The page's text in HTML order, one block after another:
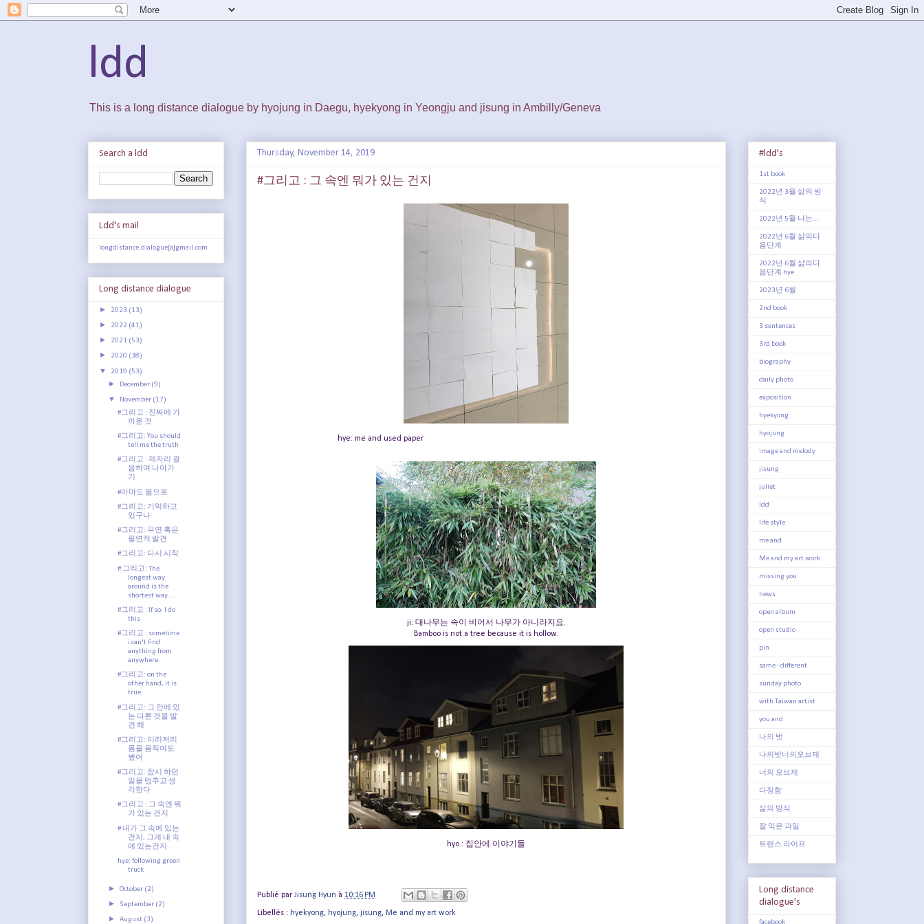
ldd
This is a long distance dialogue by hyojung in Daegu, hyekyong in Yeongju and jisung in Ambilly/Geneva
Thursday, November 14, 2019
#그리고 : 그 속엔 뭐가 있는 건지
hye: me and used paper
ji: 대나무는 속이 비어서 나무가 아니라지요.
Bamboo is not a tree because it is hollow.
hyo : 집안에 이야기들
Publié par Jisung Hyun à 10:16 PM
Libellés : hyekyong, hyojung, jisung, Me and my art work
Search a ldd
Ldd's mail
longdistance.dialogue[a]gmail.com
Long distance dialogue
► 2023 (13)
► 2022 (41)
► 2021 (53)
► 2020 (38)
▼ 2019 (53)
► December (9)
▼ November (17)
#그리고 : 진짜에 가
까운 것
#그리고: You should
tell me the truth
#그리고 : 제자리 걸
음하며 나아가
기
#아마도 몸으로
#그리고: 기억하고
있구나
#그리고: 우연 혹은
필연적 발견
#그리고: 다시 시작
# 그리고: The
longest way
around is the
shortest way ...
#그리고 : If so, I do
this
#그리고 : sometime
i can't find
anything from
anywhere.
#그리고: on the
other hand, it is
true.
#그리고: 그 안에 있
는 다른 것을 발
견 해
#그리고: 이리저리
몸을 움직여도
봤어
#그리고: 잠시 하던
일을 멈추고 생
각한다
#그리고 : 그 속엔 뭐
가 있는 건지
# 내가 그 속에 있는
건지, 그게 내 속
에 있는건지.
hye: following green
truck
►October (2)
► September (2)
►August (3)
#ldd's
1st book
2022년 3월 삶의 방
식
2022년 5월 나는...
2022년 6월 삶의다
음단계
2022년 6월 삶의다
음단계 hye
2023년 6월
2nd book
3 sentences
3rd book
biography
daily photo
exposition
hyekyong
hyojung
image and melody
jisung
juliet
ldd
life style
me and
Me and my art work
missing you
news
open album
open studio
pin
same - different
sunday photo
with Taiwan artist
you and
나의 벗
나의벗너의오브제
너의 오브제
다정함
삶의 방식
잘 익은 과일
트랜스 라이프
Long distance
dialogue's
facebook